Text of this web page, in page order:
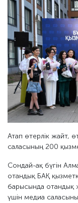
Атап өтерлік жайт,
саласының 200
Сондай-ақ бүгін
отандық БАҚ
барысында отандық
үшін медиа